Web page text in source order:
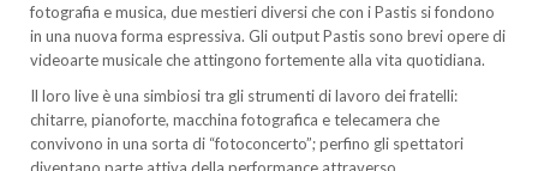
fotografia e musica, due mestieri diversi che con i Pastis si fondono
in una nuova forma espressiva. Gli output Pastis sono brevi opere di
videoarte musicale che attingono fortemente alla vita quotidiana.
Il loro live è una simbiosi tra gli strumenti di lavoro dei fratelli:
chitarre, pianoforte, macchina fotografica e telecamera che
convivono in una sorta di “fotoconcerto”; perfino gli spettatori